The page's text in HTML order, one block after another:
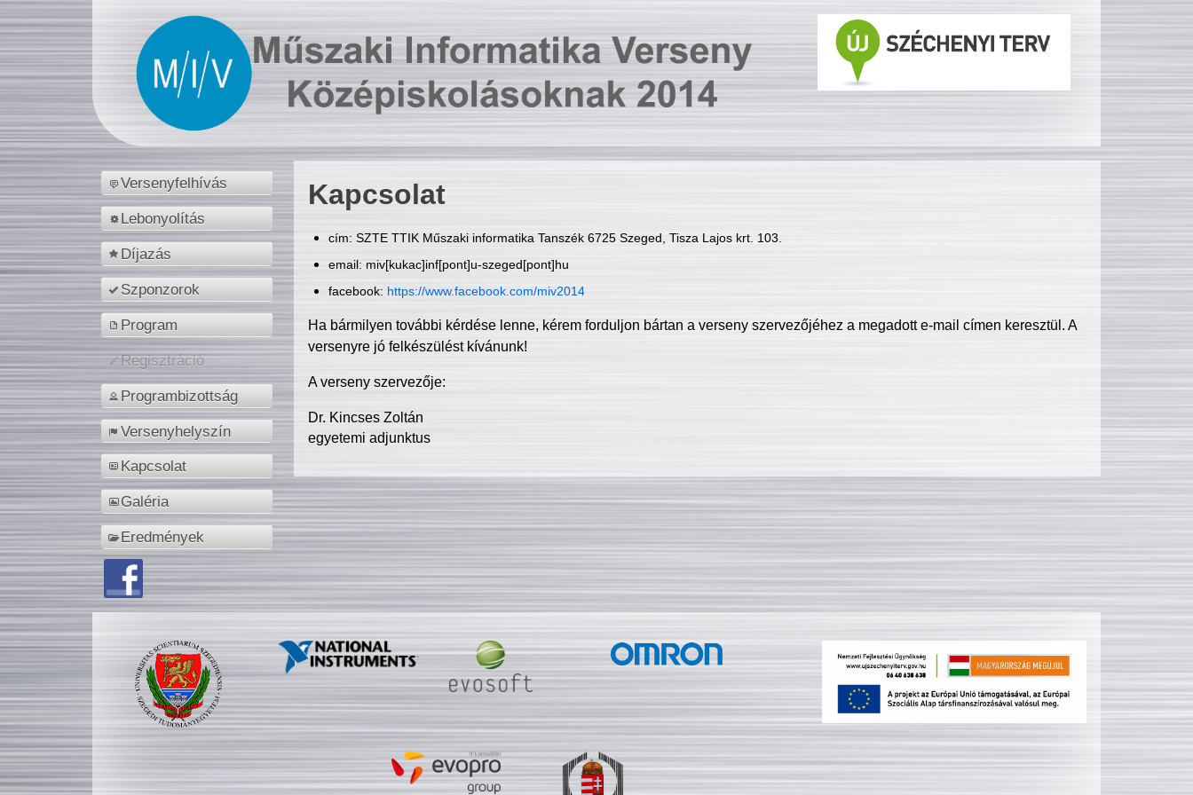
Versenyfelhívás
Lebonyolítás
Díjazás
Szponzorok
Program
Regisztráció
Programbizottság
Versenyhelyszín
Kapcsolat
Galéria
Eredmények
Kapcsolat
cím: SZTE TTIK Műszaki informatika Tanszék 6725 Szeged, Tisza Lajos krt. 103.
email: miv[kukac]inf[pont]u-szeged[pont]hu
facebook: https://www.facebook.com/miv2014
Ha bármilyen további kérdése lenne, kérem forduljon bártan a verseny szervezőjéhez a megadott e-mail címen keresztül. A
versenyre jó felkészülést kívánunk!
A verseny szervezője:
Dr. Kincses Zoltán
egyetemi adjunktus